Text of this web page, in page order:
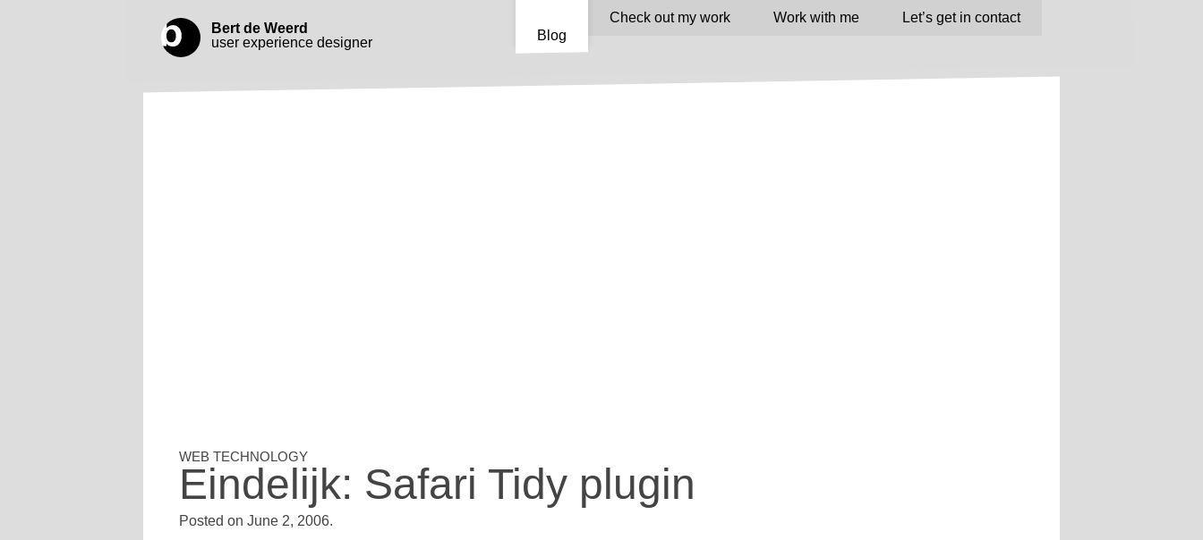
Eindelijk: Safari Tidy plugin
Posted on June 2, 2006.
Bert de Weerd
user experience designer
Blog
Check out my work Work with me Let’s get in contact